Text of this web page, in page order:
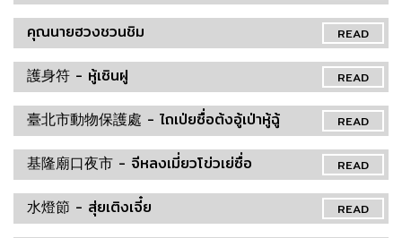
READ
คุณนายฮวงชวนชิม
READ
護身符 - หู้เซินฝู
READ
臺北市動物保護處 - ไถเป่ยซื่อต้งอู้เป่าหู้ฉู้
READ
基隆廟口夜市 - จีหลงเมี่ยวโข่วเย่ซื่อ
READ
水燈節 - สุ่ยเติงเจี๋ย